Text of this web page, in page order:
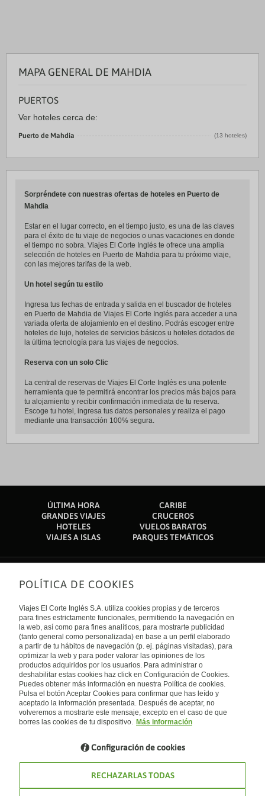
MAPA GENERAL DE MAHDIA
PUERTOS
Ver hoteles cerca de:
Puerto de Mahdia (13 hoteles)
Sorpréndete con nuestras ofertas de hoteles en Puerto de
Mahdia
Estar en el lugar correcto, en el tiempo justo, es una de las claves
para el éxito de tu viaje de negocios o unas vacaciones en donde
el tiempo no sobra. Viajes El Corte Inglés te ofrece una amplia
selección de hoteles en Puerto de Mahdia para tu próximo viaje,
con las mejores tarifas de la web.
Un hotel según tu estilo
Ingresa tus fechas de entrada y salida en el buscador de hoteles
en Puerto de Mahdia de Viajes El Corte Inglés para acceder a una
variada oferta de alojamiento en el destino. Podrás escoger entre
hoteles de lujo, hoteles de servicios básicos u hoteles dotados de
la última tecnología para tus viajes de negocios.
Reserva con un solo Clic
La central de reservas de Viajes El Corte Inglés es una potente
herramienta que te permitirá encontrar los precios más bajos para
tu alojamiento y recibir confirmación inmediata de tu reserva.
Escoge tu hotel, ingresa tus datos personales y realiza el pago
mediante una transacción 100% segura.
ÚLTIMA HORA
CARIBE
GRANDES VIAJES
CRUCEROS
HOTELES
VUELOS BARATOS
VIAJES A ISLAS
PARQUES TEMÁTICOS
Sobre nosotros
Quiénes somos
Financiación
Sostenibilidad
Turismo accesible
Tarjeta El Corte Inglés
Trabaja con nosotros
El Corte Inglés
Canal Ético
Enlaces de interés
Guías de viaje
Catálogos
Auto check-in
Condiciones Generales
Política de privacidad
Política de cookies
Accesibilidad
Empresas/ Grupos
Internacional
España
Visita nuestro blog
Blog de Viajes el Corte inglés
POLÍTICA DE COOKIES
Viajes El Corte Inglés S.A. utiliza cookies propias y de terceros
para fines estrictamente funcionales, permitiendo la navegación en
la web, así como para fines analíticos, para mostrarte publicidad
(tanto general como personalizada) en base a un perfil elaborado
a partir de tu hábitos de navegación (p. ej. páginas visitadas), para
optimizar la web y para poder valorar las opiniones de los
productos adquiridos por los usuarios. Para administrar o
deshabilitar estas cookies haz click en Configuración de Cookies.
Puedes obtener más información en nuestra Política de cookies.
Pulsa el botón Aceptar Cookies para confirmar que has leído y
aceptado la información presentada. Después de aceptar, no
volveremos a mostrarte este mensaje, excepto en el caso de que
borres las cookies de tu dispositivo. Más información
Configuración de cookies
RECHAZARLAS TODAS